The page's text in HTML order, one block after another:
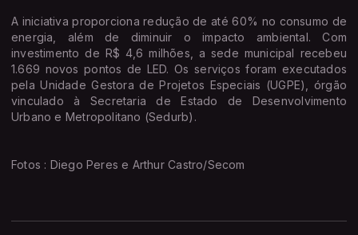
A iniciativa proporciona redução de até 60% no consumo de
energia, além de diminuir o impacto ambiental. Com
investimento de R$ 4,6 milhões, a sede municipal recebeu
1.669 novos pontos de LED. Os serviços foram executados
pela Unidade Gestora de Projetos Especiais (UGPE), órgão
vinculado à Secretaria de Estado de Desenvolvimento
Urbano e Metropolitano (Sedurb).
Fotos : Diego Peres e Arthur Castro/Secom